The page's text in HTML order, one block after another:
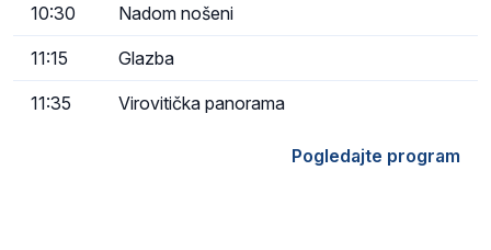
10:30 Nadom nošeni
11:15 Glazba
11:35 Virovitička panorama
Pogledajte program